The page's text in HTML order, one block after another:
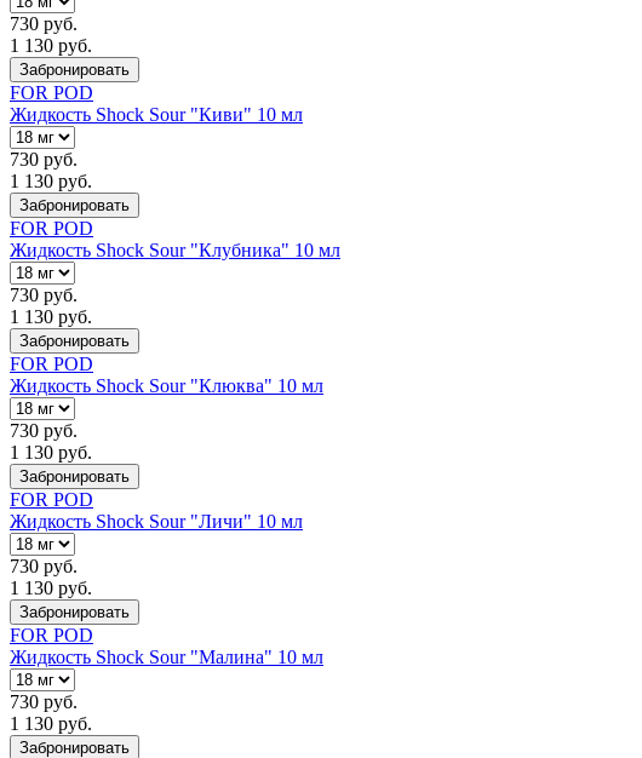
730 руб.
1 130 руб.
Забронировать
FOR POD
Жидкость Shock Sour "Киви" 10 мл
730 руб.
1 130 руб.
Забронировать
FOR POD
Жидкость Shock Sour "Клубника" 10 мл
730 руб.
1 130 руб.
Забронировать
FOR POD
Жидкость Shock Sour "Клюква" 10 мл
730 руб.
1 130 руб.
Забронировать
FOR POD
Жидкость Shock Sour "Личи" 10 мл
730 руб.
1 130 руб.
Забронировать
FOR POD
Жидкость Shock Sour "Малина" 10 мл
730 руб.
1 130 руб.
Забронировать